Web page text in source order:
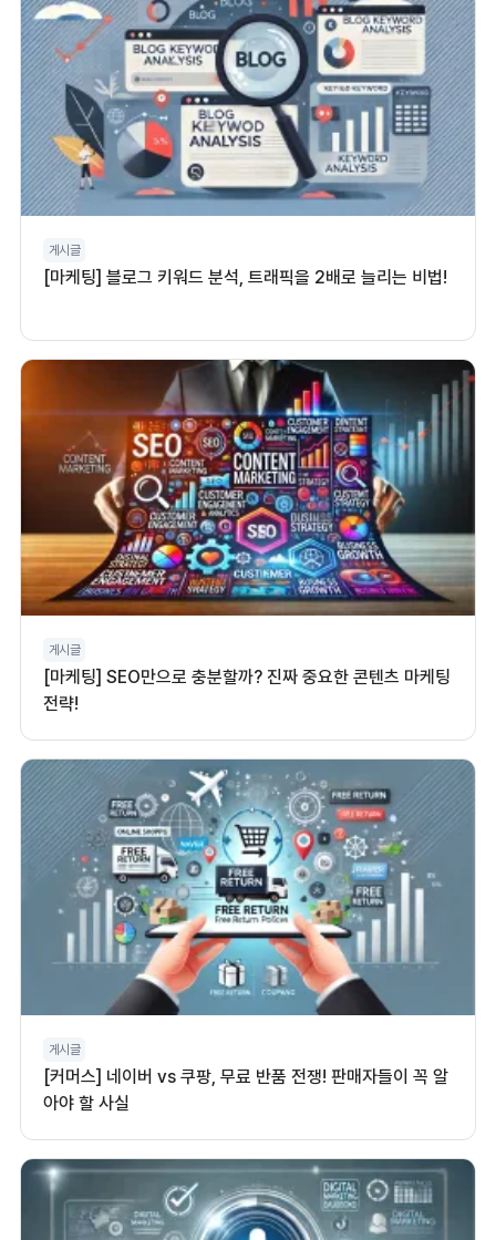
게시글
[마케팅] 블로그 키워드 분석, 트래픽을 2배로 늘리는 비법!
게시글
[마케팅] SEO만으로 충분할까? 진짜 중요한 콘텐츠 마케팅
전략!
게시글
[커머스] 네이버 vs 쿠팡, 무료 반품 전쟁! 판매자들이 꼭 알
아야 할 사실